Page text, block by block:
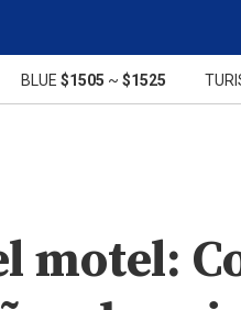
BLUE $1505 ~ $1525
motel: